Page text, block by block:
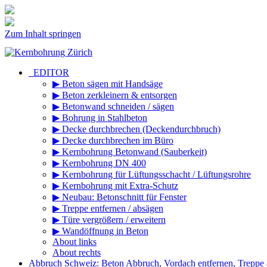
Zum Inhalt springen
_EDITOR
▶ Beton sägen mit Handsäge
▶ Beton zerkleinern & entsorgen
▶ Betonwand schneiden / sägen
▶ Bohrung in Stahlbeton
▶ Decke durchbrechen (Deckendurchbruch)
▶ Decke durchbrechen im Büro
▶ Kernbohrung Betonwand (Sauberkeit)
▶ Kernbohrung DN 400
▶ Kernbohrung für Lüftungsschacht / Lüftungsrohre
▶ Kernbohrung mit Extra-Schutz
▶ Neubau: Betonschnitt für Fenster
▶ Treppe entfernen / absägen
▶ Türe vergrößern / erweitern
▶ Wandöffnung in Beton
About links
About rechts
Abbruch Schweiz: Beton Abbruch, Vordach entfernen,